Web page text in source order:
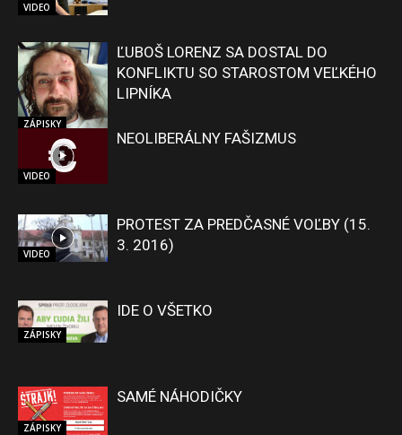
VIDEO
ZÁPISKY
ĽUBOŠ LORENZ SA DOSTAL DO
KONFLIKTU SO STAROSTOM VEĽKÉHO
LIPNÍKA
VIDEO
NEOLIBERÁLNY FAŠIZMUS
VIDEO
PROTEST ZA PREDČASNÉ VOĽBY (15.
3. 2016)
ZÁPISKY
IDE O VŠETKO
ZÁPISKY
SAMÉ NÁHODIČKY